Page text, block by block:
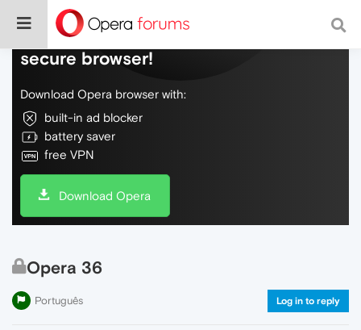
Do more on the web, with a fast and
secure browser!
Download Opera browser with:
built-in ad blocker
battery saver
free VPN
Download Opera
Opera 36
Português Log in to reply